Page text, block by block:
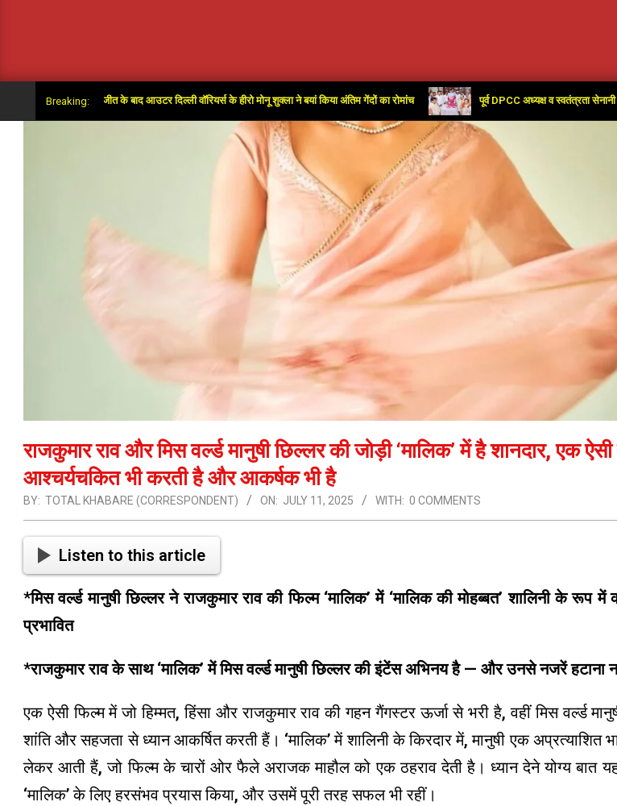
Breaking:
सुपर ओवर में जीत के बाद आउटर दिल्ली वॉरियर्स के हीरो मोनू शुक्ला ने बयां किया अंतिम गेंदों का रोमांच पूर्व DPCC अध्यक्ष व स्वतंत्रता सेनानी राधा रमण
राजकुमार राव और मिस वर्ल्ड मानुषी छिल्लर की जोड़ी ‘मालिक’ में है शानदार, एक
आश्चर्यचकित भी करती है और आकर्षक भी है
BY: TOTAL KHABARE (CORRESPONDENT) ON: JULY 11, 2025 WITH: 0 COMMENTS
Listen to this article
*मिस वर्ल्ड मानुषी छिल्लर ने राजकुमार राव की फिल्म ‘मालिक’ में ‘मालिक की मोहब्बत’ शालिनी के रूप
प्रभावित
*राजकुमार राव के साथ ‘मालिक’ में मिस वर्ल्ड मानुषी छिल्लर की इंटेंस अभिनय है — और उनसे नजरें हटाना
एक ऐसी फिल्म में जो हिम्मत, हिंसा और राजकुमार राव की गहन गैंगस्टर ऊर्जा से भरी है, वहीं मिस वर्ल्ड
शांति और सहजता से ध्यान आकर्षित करती हैं। ‘मालिक’ में शालिनी के किरदार में, मानुषी एक अप्रत्याशित
लेकर आती हैं, जो फिल्म के चारों ओर फैले अराजक माहौल को एक ठहराव देती है। ध्यान देने योग्य बात
‘मालिक’ के लिए हरसंभव प्रयास किया, और उसमें पूरी तरह सफल भी रहीं।